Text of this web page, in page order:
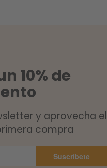
10% de
y aprovecha el
compra
Suscríbete